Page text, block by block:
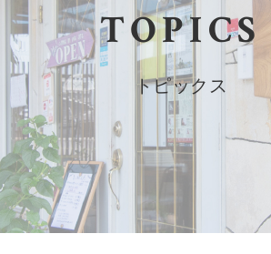
TOPICS
トピックス